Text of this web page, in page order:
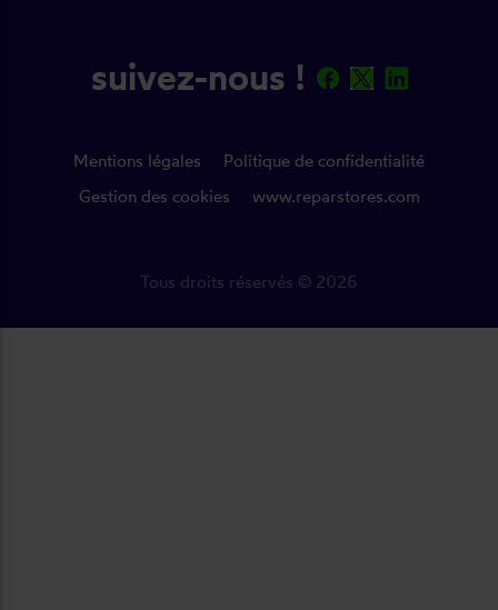
suivez-nous !
Mentions légales
Politique de confidentialité
Gestion des cookies
www.reparstores.com
Tous droits réservés © 2026